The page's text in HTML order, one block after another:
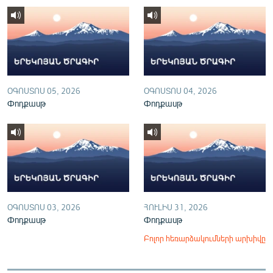
English
Русский
ՀԵՏԵՎԵՔ ՄԵԶ
«Ազատության» բոլոր կայքերը
ՕԳՈՍՏՈՍ 05, 2026
Փոդքասթ
ՕԳՈՍՏՈՍ 04, 2026
Փոդքասթ
ՕԳՈՍՏՈՍ 03, 2026
Փոդքասթ
ՀՈՒԼԻՍ 31, 2026
Փոդքասթ
Բոլոր հեռարձակումների արխիվը